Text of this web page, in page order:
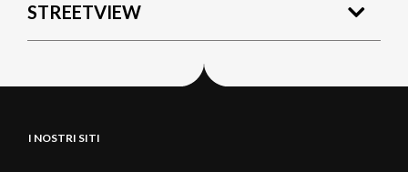
STREETVIEW
I NOSTRI SITI